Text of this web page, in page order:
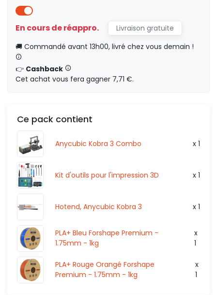
382,30 €HT
HT
821,40 €
En cours de réappro.
Livraison gratuite
🚚 Commandé avant 13h00, livré chez vous demain !
👉 Cashback
Cet achat vous fera gagner 7,71 €.
Ce pack contient
Anycubic Kobra 3 Combo x 1
Kit d'outils pour l'impression 3D x 1
Hotend, Anycubic Kobra 3 x 1
PLA+ Bleu Forshape Premium -
1.75mm - 1kg
x
1
PLA+ Rouge Orangé Forshape
Premium - 1.75mm - 1kg
x
1